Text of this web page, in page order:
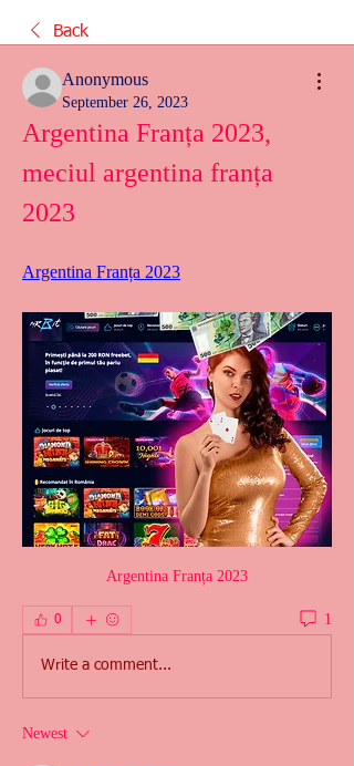
Back
Anonymous
September 26, 2023
Argentina Franța 2023,
meciul argentina franța
2023
Argentina Franța 2023
Argentina Franța 2023
0 1
Write a comment...
Newest